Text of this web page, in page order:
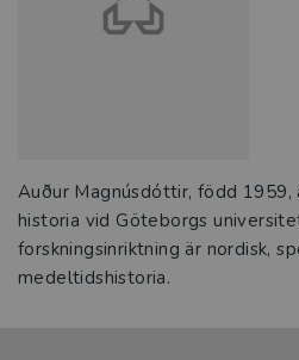
Auður Magnúsdóttir, född
historia vid Göteborgs
forskningsinriktning är nordisk,
medeltidshistoria.